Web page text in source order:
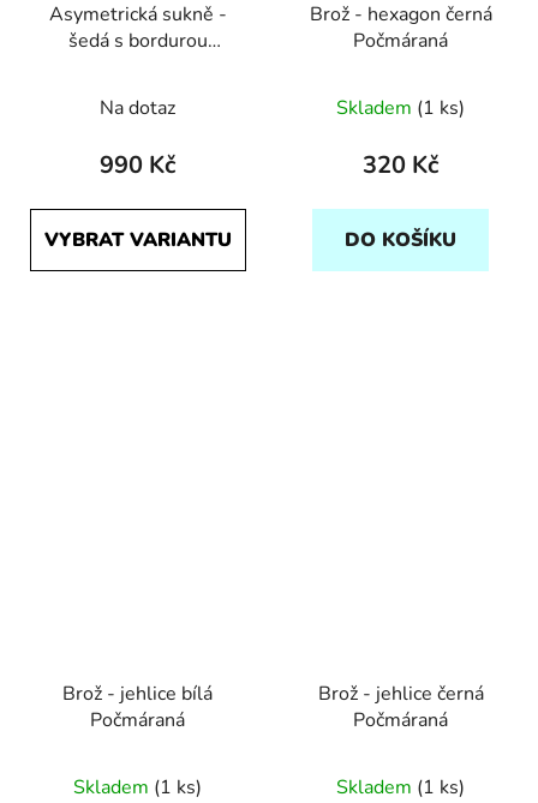
Asymetrická sukně -
šedá s bordurou
Na dotaz
990 Kč
VYBRAT VARIANTU
Brož - hexagon černá
Počmáraná
Skladem (1 ks)
320 Kč
DO KOŠÍKU
Brož - jehlice bílá
Počmáraná
Skladem (1 ks)
Brož - jehlice černá
Počmáraná
Skladem (1 ks)